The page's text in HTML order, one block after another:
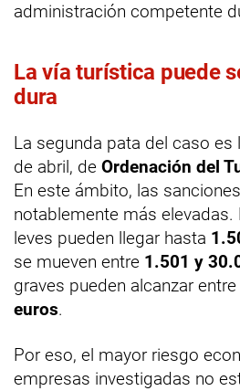
administración competente
La vía turística puede
dura
La segunda pata del caso es
de abril, de Ordenación del
En este ámbito, las
notablemente más elevadas.
leves pueden llegar hasta
se mueven entre 1.501 y
graves pueden alcanzar entre
euros.
Por eso, el mayor riesgo
empresas investigadas no